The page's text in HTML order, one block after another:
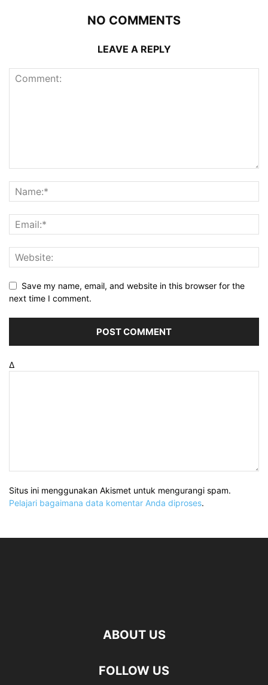
NO COMMENTS
LEAVE A REPLY
Save my name, email, and website in this browser for the
next time I comment.
Δ
Situs ini menggunakan Akismet untuk mengurangi spam.
Pelajari bagaimana data komentar Anda diproses.
ABOUT US
FOLLOW US